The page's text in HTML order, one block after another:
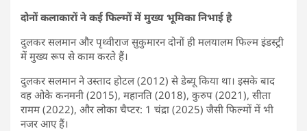
दोनों कलाकारों ने कई फिल्मों में मुख्य भूमिका निभाई है
दुलकर सलमान और पृथ्वीराज सुकुमारन दोनों ही मलयालम फिल्म इंडस्ट्री
में मुख्य रूप से काम करते हैं।
दुलकर सलमान ने उस्ताद होटल (2012) से डेब्यू किया था। इसके बाद
वह ओके कनमनी (2015), महानति (2018), कुरुप (2021), सीता
रामम (2022), और लोका चैप्टर: 1 चंद्रा (2025) जैसी फिल्मों में भी
नजर आए हैं।